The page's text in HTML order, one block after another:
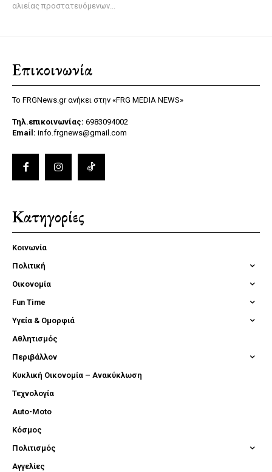
αλιείας προστατευόμενων...
Επικοινωνία
Το FRGNews.gr ανήκει στην «FRG MEDIA NEWS»
Τηλ.επικοινωνίας: 6983094002
Email: info.frgnews@gmail.com
Κατηγορίες
Κοινωνία
Πολιτική
Οικονομία
Fun Time
Υγεία & Ομορφιά
Αθλητισμός
Περιβάλλον
Κυκλική Οικονομία – Ανακύκλωση
Τεχνολογία
Auto-Moto
Κόσμος
Πολιτισμός
Αγγελίες